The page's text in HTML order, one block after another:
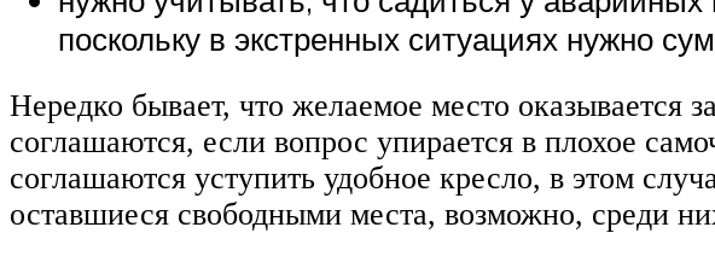
поскольку в экстренных ситуациях нужно
Нередко бывает, что желаемое место оказывается
соглашаются, если вопрос упирается в плохое
соглашаются уступить удобное кресло, в этом
оставшиеся свободными места, возможно, среди